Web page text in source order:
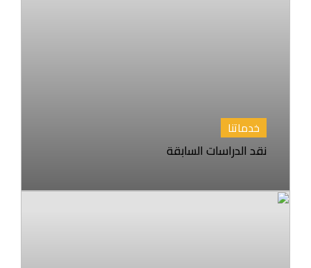
خدماتنا
نقد الدراسات السابقة